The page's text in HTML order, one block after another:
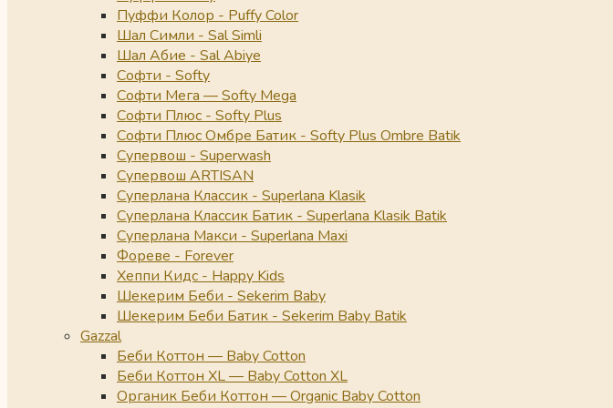
Пуффи Колор - Puffy Color
Шал Симли - Sal Simli
Шал Абие - Sal Abiye
Софти - Softy
Софти Мега — Softy Mega
Софти Плюс - Softy Plus
Софти Плюс Омбре Батик - Softy Plus Ombre Batik
Супервош - Superwash
Супервош ARTISAN
Суперлана Классик - Superlana Klasik
Суперлана Классик Батик - Superlana Klasik Batik
Суперлана Макси - Superlana Maxi
Фореве - Forever
Хеппи Кидс - Happy Kids
Шекерим Беби - Sekerim Baby
Шекерим Беби Батик - Sekerim Baby Batik
Gazzal
Беби Коттон — Baby Cotton
Беби Коттон XL — Baby Cotton XL
Органик Беби Коттон — Organic Baby Cotton